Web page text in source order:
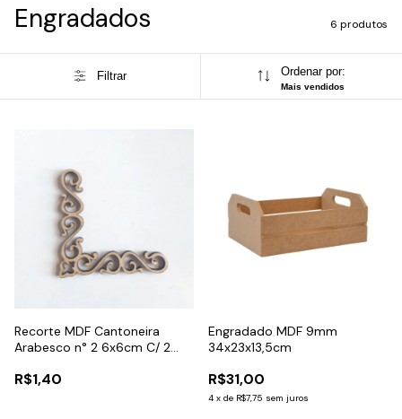
Engradados 6 produtos
Filtrar Ordenar por:
Mais vendidos
Recorte MDF Cantoneira
Arabesco n° 2 6x6cm C/ 2
R$1,40
Engradado MDF 9mm
34x23x13,5cm
R$31,00
4 x de R$7,75 sem juros